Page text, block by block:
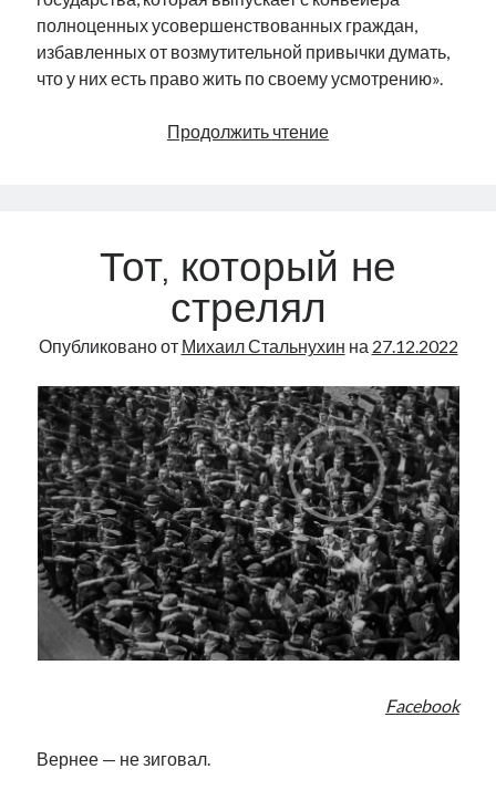
полноценных усовершенствованных граждан,
избавленных от возмутительной привычки думать,
что у них есть право жить по своему усмотрению».
Продолжить чтениеКоричневые
Тот, который не
стрелял
Опубликовано от Михаил Стальнухин на 27.12.2022
Facebook
Вернее — не зиговал.